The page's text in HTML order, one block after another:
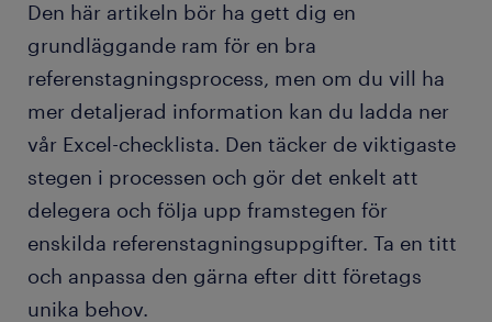
Den här artikeln bör ha gett dig en
grundläggande ram för en bra
referenstagningsprocess, men om du vill ha
mer detaljerad information kan du ladda ner
vår Excel-checklista. Den täcker de viktigaste
stegen i processen och gör det enkelt att
delegera och följa upp framstegen för
enskilda referenstagningsuppgifter. Ta en titt
och anpassa den gärna efter ditt företags
unika behov.